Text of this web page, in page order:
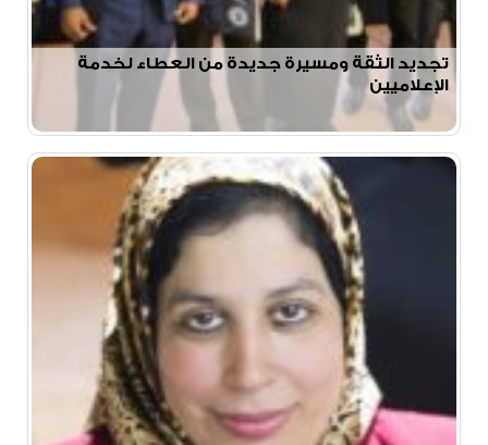
تجديد الثقة ومسيرة جديدة من العطاء لخدمة
الإعلاميين